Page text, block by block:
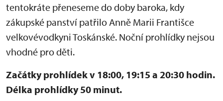
tentokráte přeneseme do doby baroka, kdy
zákupské panství patřilo Anně Marii Františce
velkovévodkyni Toskánské. Noční prohlídky nejsou
vhodné pro děti.
Začátky prohlídek v 18:00, 19:15 a 20:30 hodin.
Délka prohlídky 50 minut.